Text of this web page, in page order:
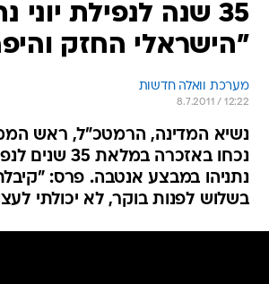
35 שנה לנפילת יוני
"הישראלי החזק
מערכת וואלה חדשות
8.7.2011 / 12:22
נשיא המדינה, הרמטכ"ל, ראש
נכחו באזכרה
נתניהו במבצע אנטבה. פרס:
בשלוש לפנות בוקר, לא יכולתי